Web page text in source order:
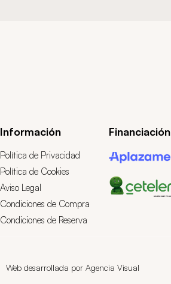
Información
Política de Privacidad
Política de Cookies
Aviso Legal
Condiciones de Compra
Condiciones de Reserva
Financiación
Web desarrollada por Agencia Visual